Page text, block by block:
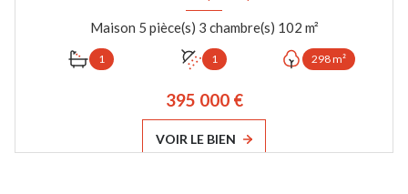
Maison 5 pièce(s) 3 chambre(s) 102 m²
1 1 298 m²
395 000 €
VOIR LE BIEN